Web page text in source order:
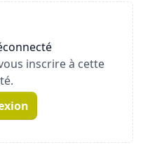
inscrire à cette